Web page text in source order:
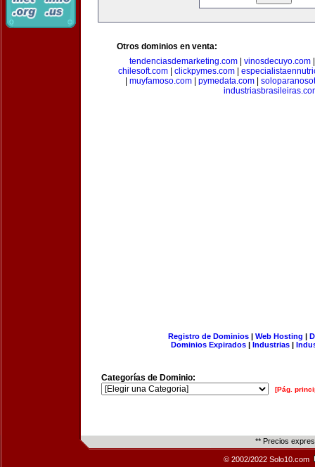
Otros dominios en venta:
tendenciasdemarketing.com| vinosdecuyo.com
chilesoft.com
clickpymes.com
muyfamoso.com pymedata.com
Registro de Dominios| Web Hosting |
Dominios Expirados | Industrias |
Categorías de Dominio:
[Pág.
** Precios
© 2002/2022 Solo10.com